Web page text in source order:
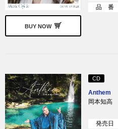
BUY NOW
品 番
CD
Anthem
岡本知高
発売日